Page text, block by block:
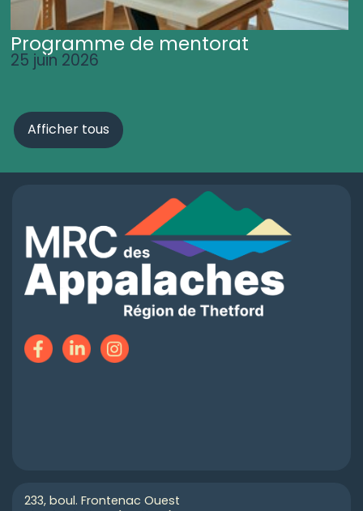
Programme de mentorat
25 juin 2026
Afficher tous
233, boul. Frontenac Ouest